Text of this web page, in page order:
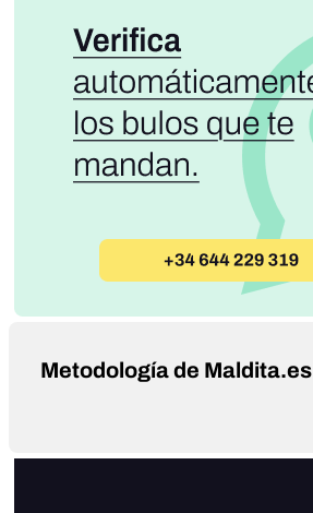
Metodología de Maldita.es